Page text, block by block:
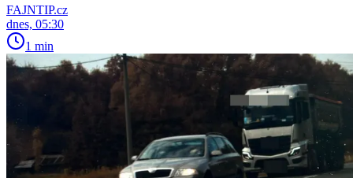
FAJNTIP.cz
dnes, 05:30
1 min